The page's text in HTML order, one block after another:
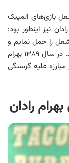
مذکور بهرام رادان در سال ۲۰۱۷ مشعل بازی‌های المپیک
رادان نیز اینطور بود:
را حمل نمایم و
برای من در واقع یک لحظه تاریخی قلمداد می‌گردید. در سال ۱۳۸۹ بهرام
علیه گرسنگی
رادان